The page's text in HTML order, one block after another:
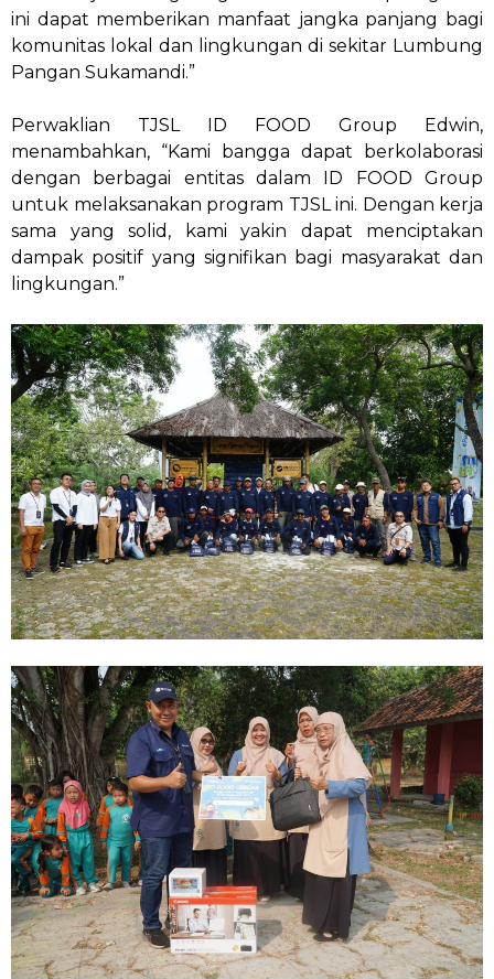
ini dapat memberikan manfaat jangka panjang bagi
komunitas lokal dan lingkungan di sekitar Lumbung
Pangan Sukamandi.”
Perwaklian TJSL ID FOOD Group Edwin,
menambahkan, “Kami bangga dapat berkolaborasi
dengan berbagai entitas dalam ID FOOD Group
untuk melaksanakan program TJSL ini. Dengan kerja
sama yang solid, kami yakin dapat menciptakan
dampak positif yang signifikan bagi masyarakat dan
lingkungan.”